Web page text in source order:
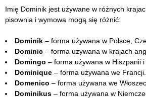
Imię Dominik jest używane w różnych
pisownia i wymowa mogą się różnić:
Dominik – forma używana w Polsce,
Dominic – forma używana w krajach
Domingo – forma używana w Hiszpanii i
Dominique – forma używana we Francji.
Domenico – forma używana we
Dominikus – forma używana w